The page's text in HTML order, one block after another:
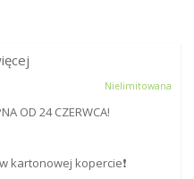
Nielimitowana
OD 24 CZERWCA!
kartonowej kopercie❗